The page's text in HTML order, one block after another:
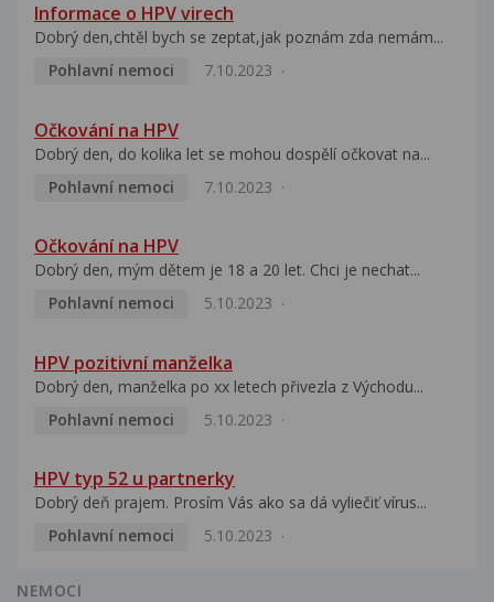
Informace o HPV virech
Dobrý den,chtěl bych se zeptat,jak poznám zda nemám...
Pohlavní nemoci
7.10.2023
Očkování na HPV
Dobrý den, do kolika let se mohou dospělí očkovat na...
Pohlavní nemoci
7.10.2023
Očkování na HPV
Dobrý den, mým dětem je 18 a 20 let. Chci je nechat...
Pohlavní nemoci
5.10.2023
HPV pozitivní manželka
Dobrý den, manželka po xx letech přivezla z Východu...
Pohlavní nemoci
5.10.2023
HPV typ 52 u partnerky
Dobrý deň prajem. Prosím Vás ako sa dá vyliečiť vírus...
Pohlavní nemoci
5.10.2023
NEMOCI